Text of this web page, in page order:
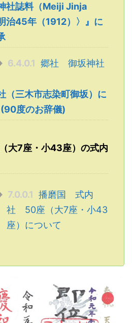
社誌料（Meiji Jinja
治45年（1912）〉』に
6.4.0.1 郷社 御坂神社
（三木市志染町御坂）に
(90度のお辞儀)
大7座・小43座）の式内
7.0.0.1 播磨国 式内
社 50座（大7座・小43
座）について